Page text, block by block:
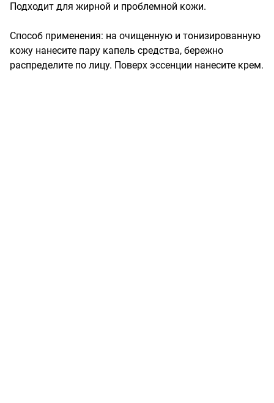
Подходит для жирной и проблемной кожи.
Способ применения: на очищенную и тонизированную
кожу нанесите пару капель средства, бережно
распределите по лицу. Поверх эссенции нанесите крем.